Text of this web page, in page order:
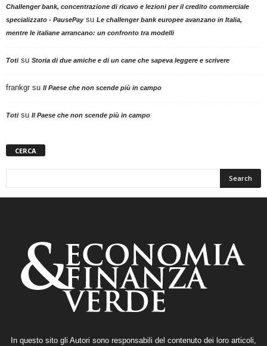
Challenger bank, concentrazione di ricavo e lezioni per il credito commerciale
specializzato - PausePaysu Le challenger bank europee avanzano in Italia,
mentre le italiane arrancano: un confronto tra modelli
Totisu Storia di due amiche e di un cane che sapeva leggere e scrivere
frankgr su Il Paese che non scende più in campo
Totisu Il Paese che non scende più in campo
CERCA
In questo sito gli Autori sono responsabili del contenuto dei loro articoli,